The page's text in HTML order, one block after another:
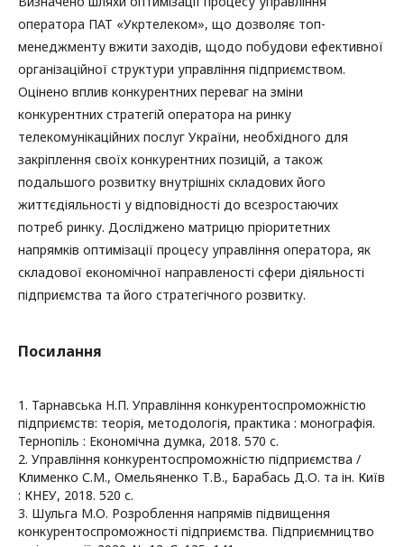
оператора ПАТ «Укртелеком», що дозволяє топ-
менеджменту вжити заходів, щодо побудови ефективної
організаційної структури управління підприємством.
Оцінено вплив конкурентних переваг на зміни
конкурентних стратегій оператора на ринку
телекомунікаційних послуг України, необхідного для
закріплення своїх конкурентних позицій, а також
подальшого розвитку внутрішніх складових його
життєдіяльності у відповідності до всезростаючих
потреб ринку. Досліджено матрицю пріоритетних
напрямків оптимізації процесу управління оператора, як
складової економічної направленості сфери діяльності
підприємства та його стратегічного розвитку.
Посилання
1. Тарнавська Н.П. Управління конкурентоспроможністю
підприємств: теорія, методологія, практика : монографія.
Тернопіль : Економічна думка, 2018. 570 с.
2. Управління конкурентоспроможністю підприємства /
Клименко С.М., Омельяненко Т.В., Барабась Д.О. та ін. Київ
: КНЕУ, 2018. 520 с.
3. Шульга М.О. Розроблення напрямів підвищення
конкурентоспроможності підприємства. Підприємництво